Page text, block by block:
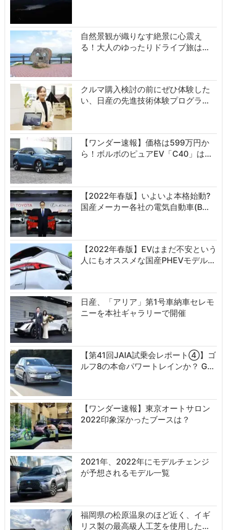
自然景観が織りなす絶景に心震え
る！大人のゆったりドライブ旅は…
クルマ購入検討の前にぜひ体験した
い、日産の先進技術体験プログラ…
【ワンダー速報】価格は599万円か
ら！ボルボのピュアEV「C40」は…
【2022年春版】いよいよ本格始動?
国産メーカー各社の電気自動車(B…
【2022年春版】EVはまだ不安という
人にもオススメな国産PHEVモデル…
日産、「アリア」第1号車納車セレモ
ニーを本社ギャラリーで開催
【第41回JAIA試乗会レポート④】ゴ
ルフ8の本命パワートレインか？ G…
【ワンダー速報】東京オートサロン
2022印象深かったブースは？
2021年、2022年にモデルチェンジ
が予想されるモデル一覧
福岡県の松原温泉のほど近く、イギ
リス製の最高級人工芝を使用した…